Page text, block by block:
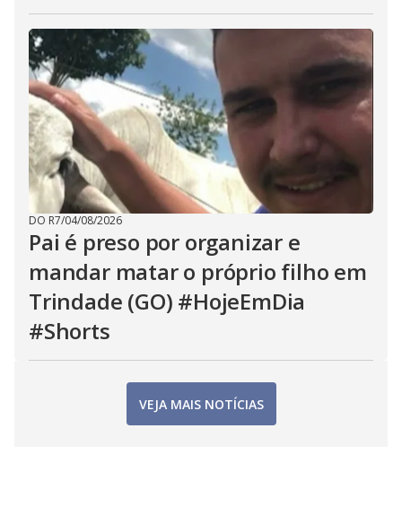
DO R7/04/08/2026
Pai é preso por organizar e
mandar matar o próprio filho em
Trindade (GO) #HojeEmDia
#Shorts
VEJA MAIS NOTÍCIAS